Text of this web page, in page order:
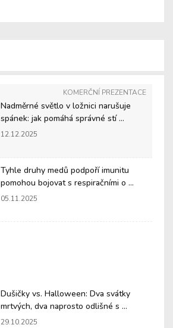
KOMERČNÍ PREZENTACE
Nadměrné světlo v ložnici narušuje
spánek: jak pomáhá správné stí ...
12.12.2025
Tyhle druhy medů podpoří imunitu
pomohou bojovat s respiračními o ...
05.11.2025
Dušičky vs. Halloween: Dva svátky
mrtvých, dva naprosto odlišné s ...
29.10.2025